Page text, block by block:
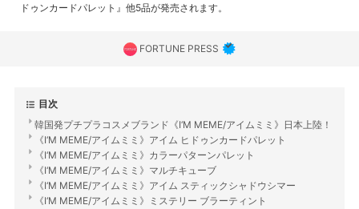
ドゥンカードパレット』他5品が発売されます。
FORTUNE PRESS
目次
韓国発プチプラコスメブランド《I‘M MEME/アイムミミ》日本上陸！
《I‘M MEME/アイムミミ》アイム ヒドゥンカードパレット
《I‘M MEME/アイムミミ》カラーパターンパレット
《I‘M MEME/アイムミミ》マルチキューブ
《I‘M MEME/アイムミミ》アイム スティックシャドウシマー
《I‘M MEME/アイムミミ》ミステリー ブラーティント